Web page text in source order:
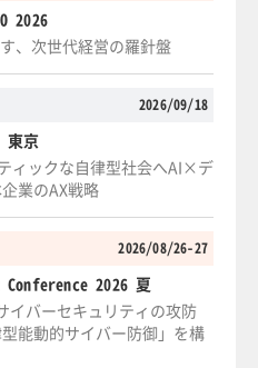
2026
、次世代経営の羅針盤
2026/09/18
東京
ィックな自律型社会へAI×デ
業のAX戦略
2026/08/26-27
Conference 2026 夏
イバーセキュリティの攻防
能動的サイバー防御」を構